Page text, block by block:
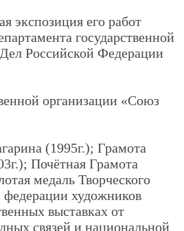
экспозиция его работ
государственной
Российской Федерации
организации «Союз
(1995г.); Грамота
Почётная Грамота
медаль Творческого
художников
выставках от
связей и национальной